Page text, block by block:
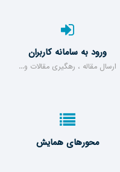
ورود به سامانه کاربران
ارسال مقاله ، رهگیری مقالات و...
محورهای همایش